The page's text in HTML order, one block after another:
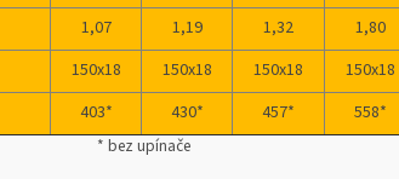
1,07 1,19 1,32 1,80
150x18 150x18 150x18 150x18
403* 430* 457* 558*
* bez upínače